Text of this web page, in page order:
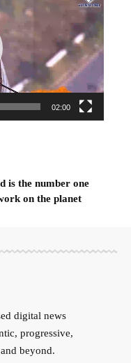
02:00
is the number one
on the planet
digital news
progressive,
beyond.